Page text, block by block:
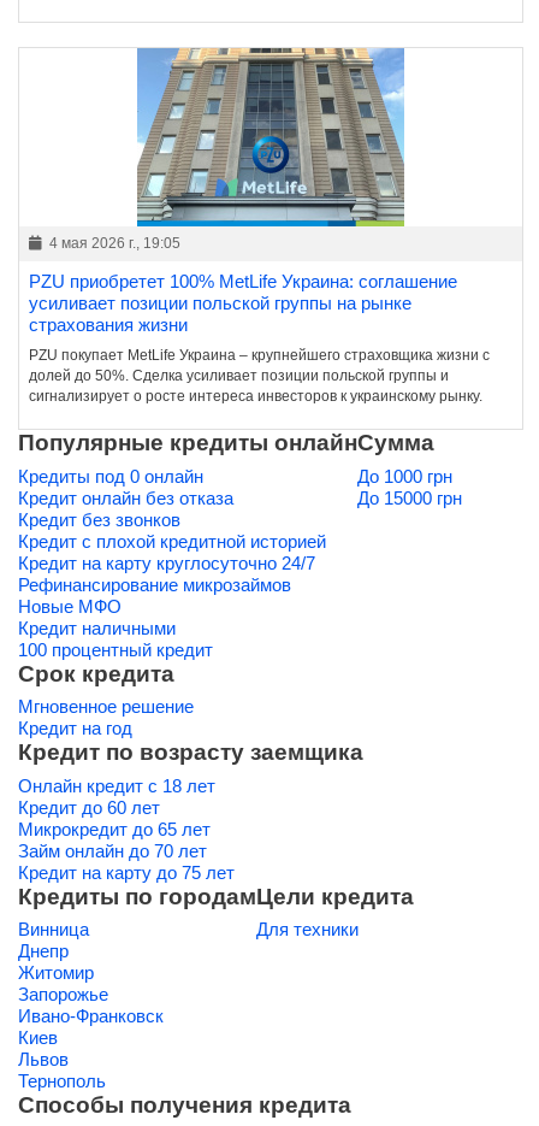
4 мая 2026 г., 19:05
PZU приобретет 100% MetLife Украина: соглашение
усиливает позиции польской группы на рынке
страхования жизни
PZU покупает MetLife Украина – крупнейшего страховщика жизни с
долей до 50%. Сделка усиливает позиции польской группы и
сигнализирует о росте интереса инвесторов к украинскому рынку.
Популярные кредиты онлайн
Кредиты под 0 онлайн
Кредит онлайн без отказа
Кредит без звонков
Кредит с плохой кредитной историей
Кредит на карту круглосуточно 24/7
Рефинансирование микрозаймов
Новые МФО
Кредит наличными
100 процентный кредит
Сумма
До 1000 грн
До 15000 грн
Срок кредита
Мгновенное решение
Кредит на год
Кредит по возрасту заемщика
Онлайн кредит с 18 лет
Кредит до 60 лет
Микрокредит до 65 лет
Займ онлайн до 70 лет
Кредит на карту до 75 лет
Кредиты по городам
Винница
Днепр
Житомир
Запорожье
Ивано-Франковск
Киев
Львов
Тернополь
Цели кредита
Для техники
Способы получения кредита